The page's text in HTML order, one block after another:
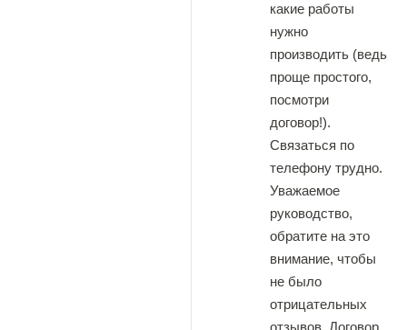
какие работы
нужно
производить (ведь
проще простого,
посмотри
договор!).
Связаться по
телефону трудно.
Уважаемое
руководство,
обратите на это
внимание, чтобы
не было
отрицательных
отзывов. Договор